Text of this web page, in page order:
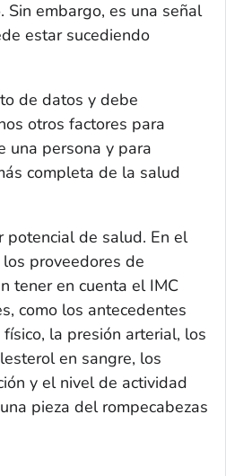
embargo, es una señal
estar sucediendo
de datos y debe
otros factores para
una persona y para
completa de la salud
potencial de salud. En el
proveedores de
tener en cuenta el IMC
como los antecedentes
la presión arterial, los
en sangre, los
y el nivel de actividad
pieza del rompecabezas